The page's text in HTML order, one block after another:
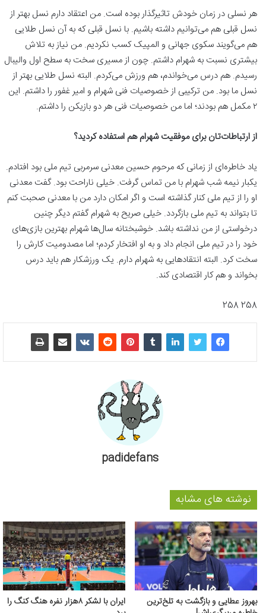
هر نسلی در زمان خودش تاثیرگذار بوده است. من اعتقاد دارم نسل بهتر از
نسل قبلی هم می‌توانیم داشته باشیم. با نسل قبلی که به آن نسل طلایی
هم می‌گویند سکوی جهانی و المپیک کسب نکردیم. من نیاز به تلاش
بیشتری نسبت به شهرام داشتم. چون از مسیری سخت به سطح اول والیبال
رسیدم. هم درس می‌خواندم، هم ورزش می‌کردم. البته نسل طلایی بهتر از
نسل ما بود. من ترکیبی از خصوصیات فنی شهرام و امیر غفور را داشتم. این
۲ مکمل هم بودند؛ اما من خصوصیات فنی هر دو بازیکن را داشتم.
از ارتباطات‌تان برای موفقیت شهرام هم استفاده کردید؟
یاد خاطره‌ای از زمانی که مرحوم حسین معدنی سرمربی تیم ملی بود افتادم.
یکبار نیمه شب شهرام با من تماس گرفت. خیلی ناراحت بود. گفت معدنی
او را از تیم ملی کنار گذاشته است و اگر امکان دارد من با معدنی صحبت کنم
تا بتواند به تیم ملی بازگردد. خیلی صریح به شهرام گفتم دیگر چنین
درخواستی از من نداشته باشد. خوشبختانه سال‌ها شهرام بهترین بازی‌های
خود را در تیم ملی انجام داد و به او افتخار کردم؛ اما مصدومیت کارش را
سخت کرد. البته انتقادهایی به شهرام دارم. یک ورزشکار هم باید درس
بخواند و هم کار اقتصادی کند.
258 258
padidefans
نوشته های مشابه
بهروز عطایی و بازگشت به تلخ‌ترین ایران با لشکر ۸هزار نفره هنگ کنگ را